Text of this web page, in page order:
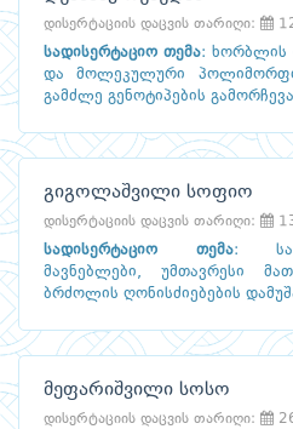
დისერტაციის დაცვის თარიღი:
სადისერტაციო თემა: ხორბლის
და მოლეკულური
გამძლე გენოტიპების გამორჩევა
გიგოლაშვილი სოფიო
დისერტაციის დაცვის თარიღი:
სადისერტაციო თემა:
მავნებლები, უმთავრესი
ბრძოლის ღონისძიებების
მეფარიშვილი სოსო
დისერტაციის დაცვის თარიღი: